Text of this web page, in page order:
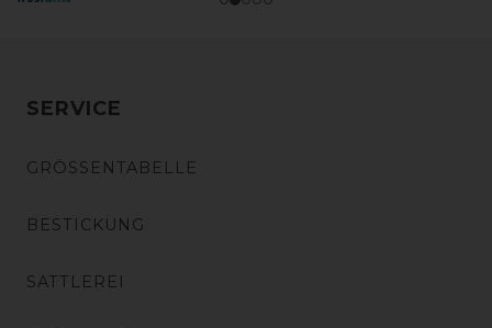
SERVICE
GRÖSSENTABELLE
BESTICKUNG
SATTLEREI